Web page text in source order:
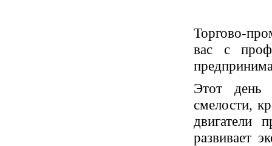
Торгово-
вас с
Этот день
смелости,
двигатели
развивает